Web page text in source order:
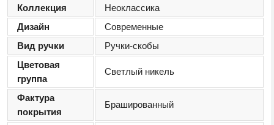
Коллекция
Неоклассика
Дизайн
Современные
Вид ручки
Ручки-скобы
Цветовая
группа
Светлый никель
Фактура
покрытия
Брашированный